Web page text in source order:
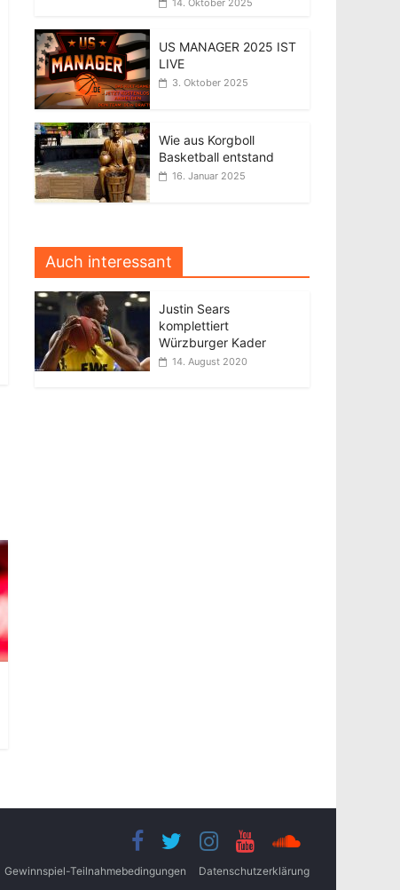
14. Oktober 2025
US MANAGER 2025 IST
LIVE
3. Oktober 2025
Wie aus Korgboll
Basketball entstand
16. Januar 2025
Auch interessant
Justin Sears
komplettiert
Würzburger Kader
14. August 2020
Gewinnspiel-Teilnahmebedingungen Datenschutzerklärung